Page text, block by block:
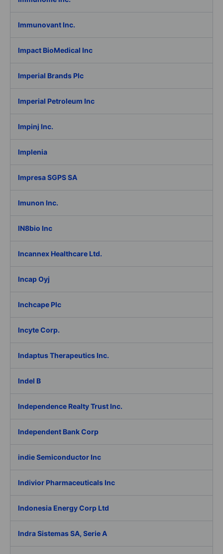
Immunovant Inc.
Impact BioMedical Inc
Imperial Brands Plc
Imperial Petroleum Inc
Impinj Inc.
Implenia
Impresa SGPS SA
Imunon Inc.
IN8bio Inc
Incannex Healthcare Ltd.
Incap Oyj
Inchcape Plc
Incyte Corp.
Indaptus Therapeutics Inc.
Indel B
Independence Realty Trust Inc.
Independent Bank Corp
indie Semiconductor Inc
Indivior Pharmaceuticals Inc
Indonesia Energy Corp Ltd
Indra Sistemas SA, Serie A